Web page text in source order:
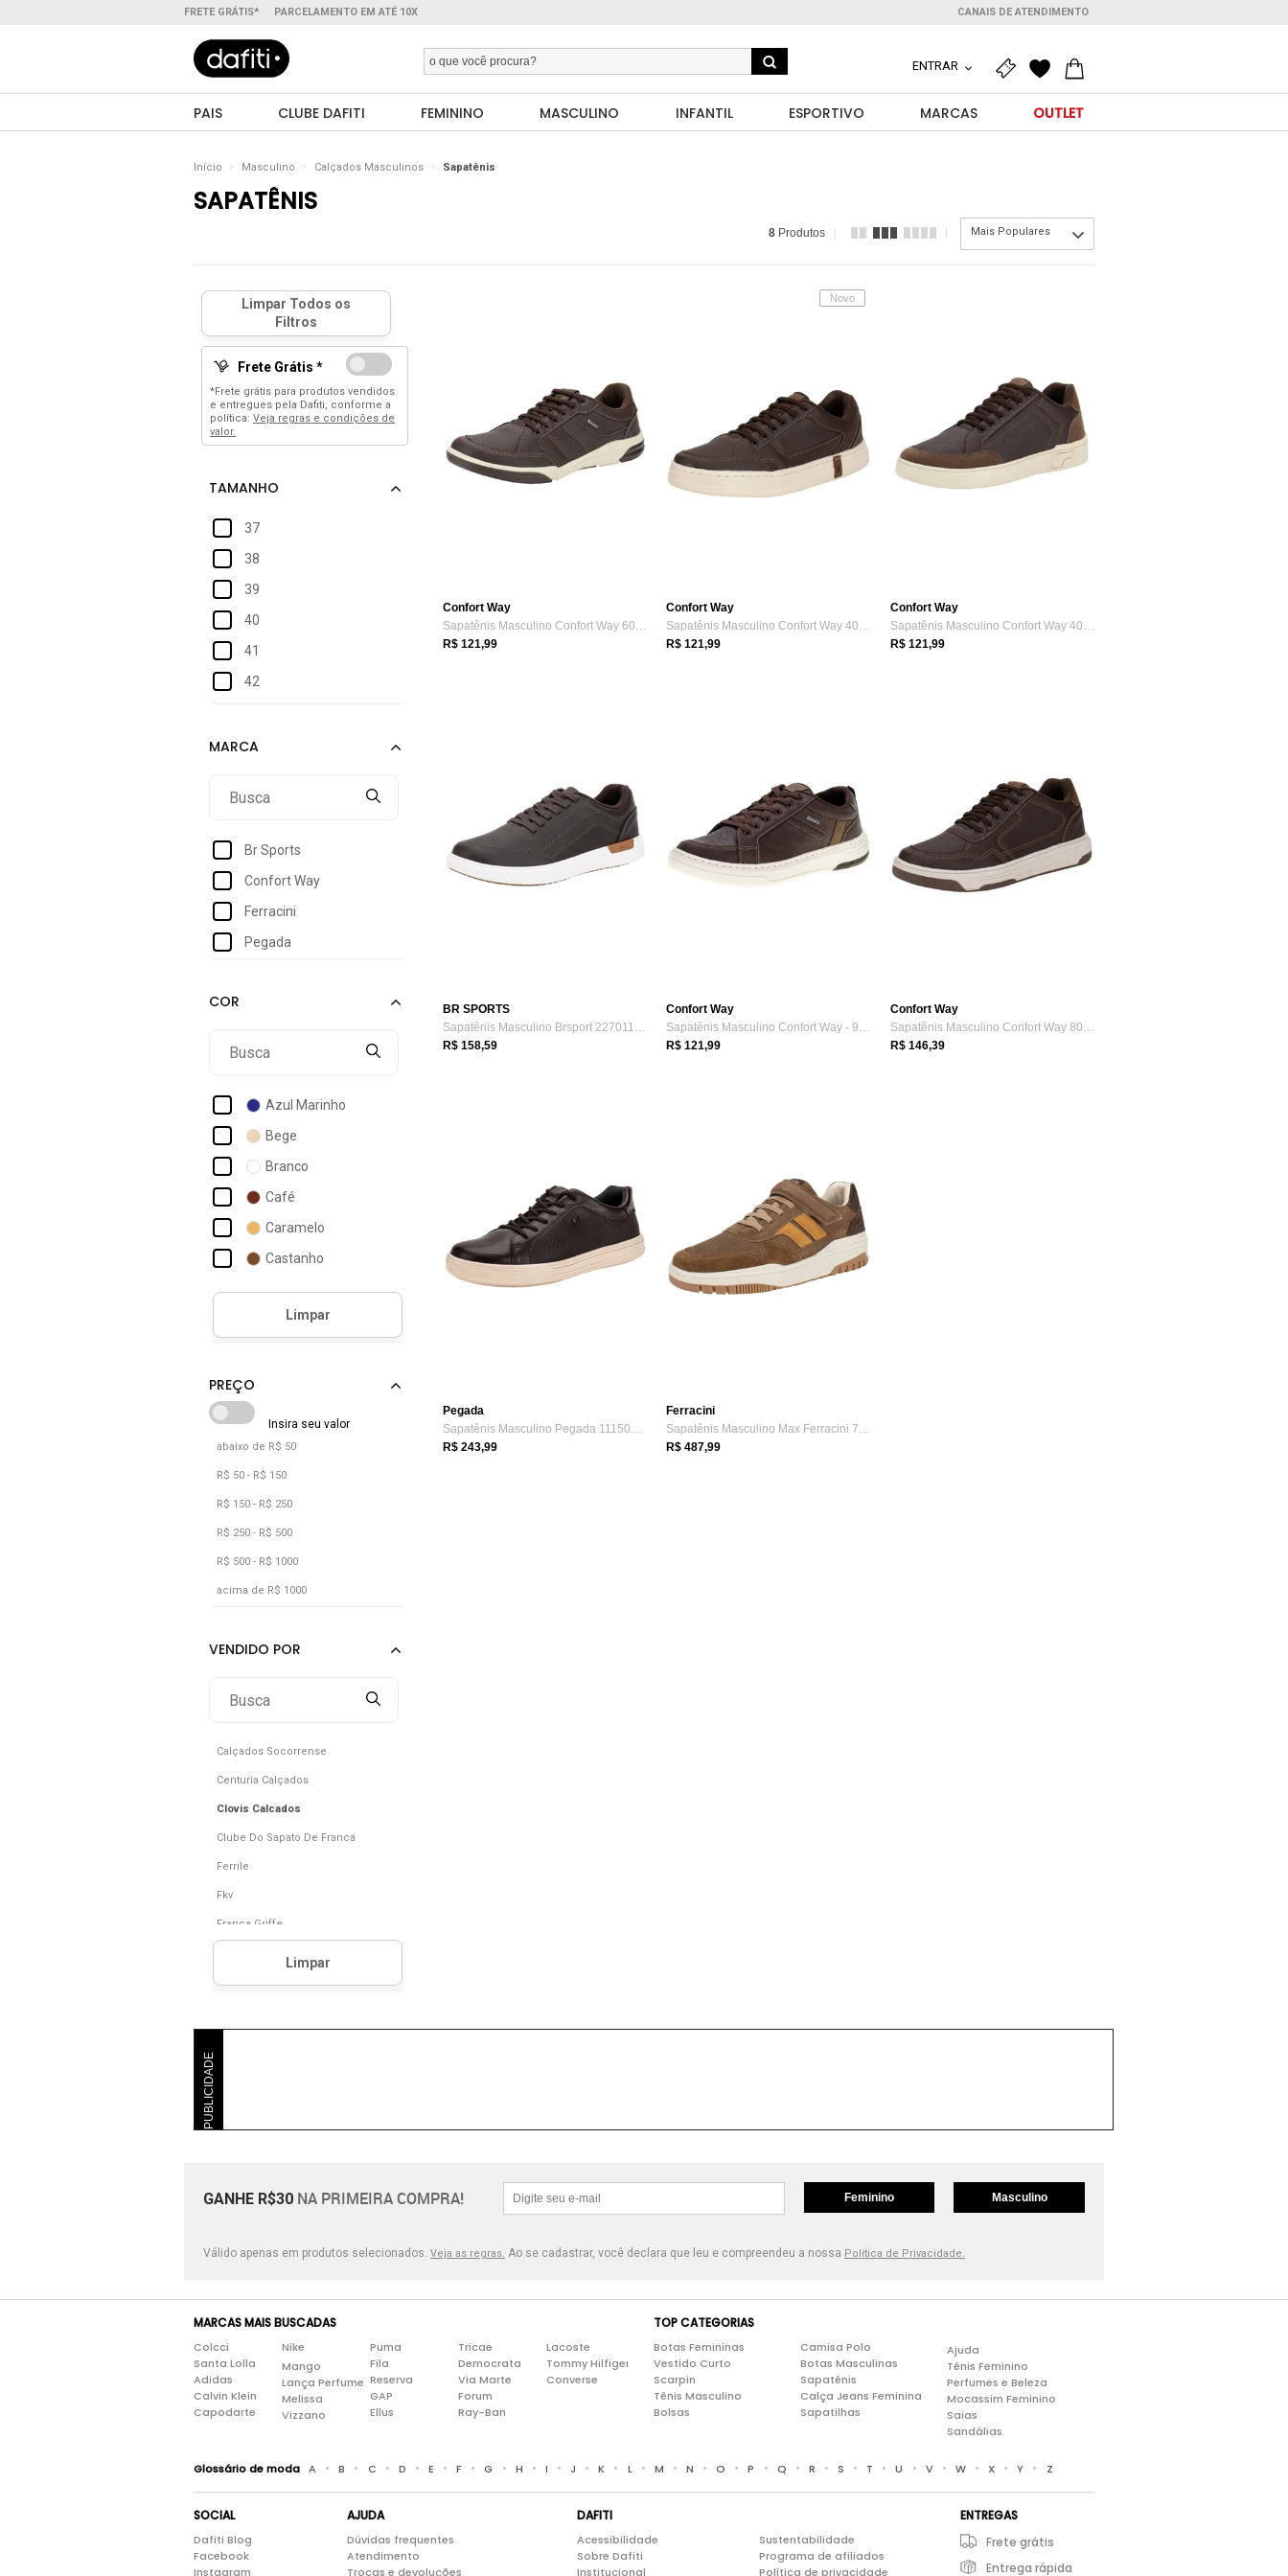
FRETE GRÁTIS* PARCELAMENTO EM ATÉ 10X CANAIS DE ATENDIMENTO
ENTRAR
PAIS CLUBE DAFITI FEMININO MASCULINO INFANTIL ESPORTIVO MARCAS OUTLET
Início Masculino Calçados Masculinos Sapatênis
SAPATÊNIS
8 Produtos Mais Populares
Frete Grátis *
*Frete grátis para produtos vendidos
e entregues pela Dafiti, conforme a
política: Veja regras e condições de
valor.
37
38
39
40
41
42
Br Sports
Confort Way
Ferracini
Pegada
Azul Marinho
Bege
Branco
Café
Caramelo
Castanho
Cinza
Marrom
abaixo de R$ 50
R$ 50 - R$ 150
R$ 150 - R$ 250
R$ 250 - R$ 500
R$ 500 - R$ 1000
acima de R$ 1000
Calçados Socorrense
Centuria Calçados
Clovis Calcados
Clube Do Sapato De Franca
Ferrile
Fkv
Franca Griffe
Lavini Shoes
Super Shoes
Confort Way
Sapatênis Masculino Confort Way 602603 9...
R$ 121,99
Novo
Confort Way
Sapatênis Masculino Confort Way 402403 9...
R$ 121,99
Confort Way
Sapatênis Masculino Confort Way 402501 9...
R$ 121,99
BR SPORTS
Sapatênis Masculino Brsport 2270119 B044...
R$ 158,59
Confort Way
Sapatênis Masculino Confort Way - 9103 9...
R$ 121,99
Confort Way
Sapatênis Masculino Confort Way 802504 9...
R$ 146,39
Pegada
Sapatênis Masculino Pegada 111501 6071501 Café
R$ 243,99
Ferracini
Sapatênis Masculino Max Ferracini 7403 0...
R$ 487,99
PUBLICIDADE
GANHE R$30 NA PRIMEIRA COMPRA! Feminino Masculino
Válido apenas em produtos selecionados. Veja as regras. Ao se cadastrar, você declara que leu e compreendeu a nossa Política de Privacidade.
MARCAS MAIS BUSCADAS
Colcci
Santa Lolla
Adidas
Calvin Klein
Capodarte
Nike
Mango
Lança Perfume
Melissa
Vizzano
Puma
Fila
Reserva
GAP
Ellus
Tricae
Democrata
Via Marte
Forum
Ray-Ban
Lacoste
Tommy Hilfiger
Converse
TOP CATEGORIAS
Botas Femininas
Vestido Curto
Scarpin
Tênis Masculino
Bolsas
Camisa Polo
Botas Masculinas
Sapatênis
Calça Jeans Feminina
Sapatilhas
Ajuda
Tênis Feminino
Perfumes e Beleza
Mocassim Feminino
Saias
Sandálias
Glossário de moda A • B • C • D • E • F • G • H • I • J • K • L • M • N • O • P • Q • R • S • T • U • V • W • X • Y • Z
SOCIAL
Dafiti Blog
Facebook
Instagram
AJUDA
Dúvidas frequentes
Atendimento
Trocas e devoluções
DAFITI
Acessibilidade
Sobre Dafiti
Institucional
Sustentabilidade
Programa de afiliados
Política de privacidade
ENTREGAS
Frete grátis
Entrega rápida